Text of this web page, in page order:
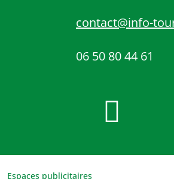
contact@info-
06 50 80 44 61
Espaces publicitaires